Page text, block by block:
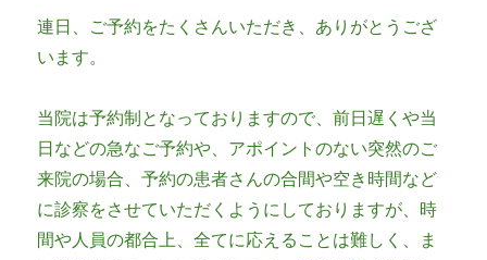
連日、ご予約をたくさんいただき、ありがとうござ
います。
当院は予約制となっておりますので、前日遅くや当
日などの急なご予約や、アポイントのない突然のご
来院の場合、予約の患者さんの合間や空き時間など
に診察をさせていただくようにしておりますが、時
間や人員の都合上、全てに応えることは難しく、ま